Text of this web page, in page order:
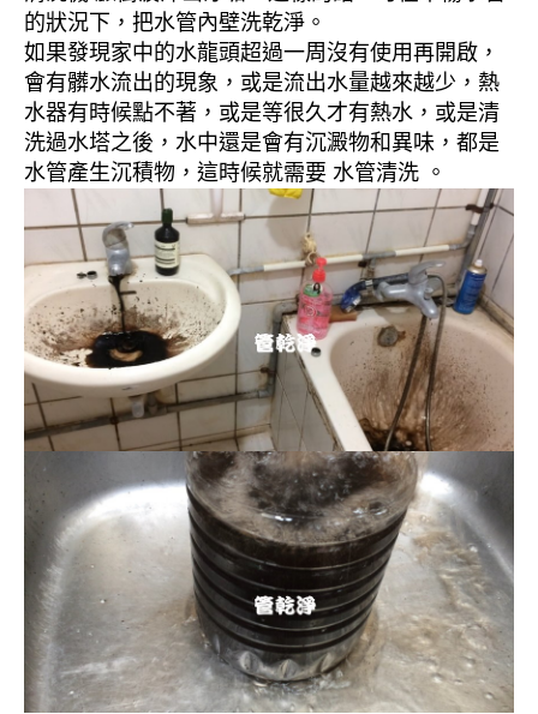
的狀況下，把水管內壁洗乾淨。
如果發現家中的水龍頭超過一周沒有使用再開啟，
會有髒水流出的現象，或是流出水量越來越少，熱
水器有時候點不著，或是等很久才有熱水，或是清
洗過水塔之後，水中還是會有沉澱物和異味，都是
水管產生沉積物，這時候就需要 水管清洗 。